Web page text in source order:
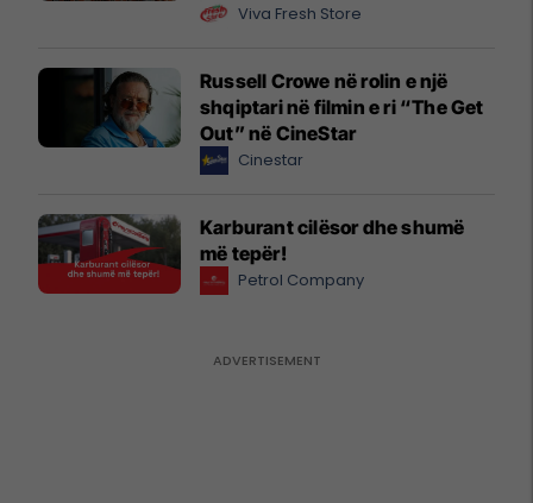
Viva Fresh Store
Russell Crowe në rolin e një
shqiptari në filmin e ri “The Get
Out” në CineStar
Cinestar
Karburant cilësor dhe shumë
më tepër!
Petrol Company